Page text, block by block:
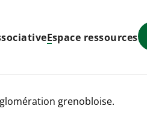
Espace ressources
grenobloise.